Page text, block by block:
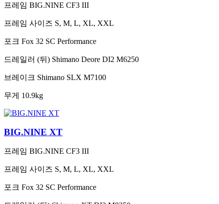
프레임 BIG.NINE CF3 III
프레임 사이즈 S, M, L, XL, XXL
포크 Fox 32 SC Performance
드레일러 (뒤) Shimano Deore DI2 M6250
브레이크 Shimano SLX M7100
무게 10.9kg
BIG.NINE XT
프레임 BIG.NINE CF3 III
프레임 사이즈 S, M, L, XL, XXL
포크 Fox 32 SC Performance